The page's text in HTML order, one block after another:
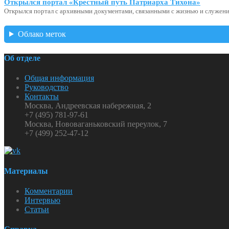
Открылся портал «Крестный путь Патриарха Тихона»
Открылся портал с архивными документами, связанными с жизнью и
Облако меток
Об отделе
Общая информация
Руководство
Контакты
Москва, Андреевская набережная, 2
+7 (495) 781-97-61
Москва, Нововаганьковский переулок, 7
+7 (499) 252-47-12
Материалы
Комментарии
Интервью
Статьи